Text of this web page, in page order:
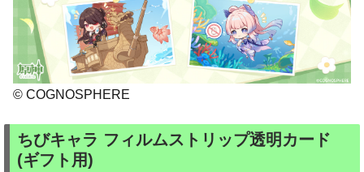
© COGNOSPHERE
ちびキャラ フィルムストリップ透明カード
(ギフト用)